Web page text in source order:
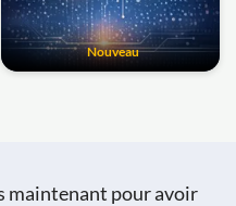
Nouveau
maintenant pour avoir